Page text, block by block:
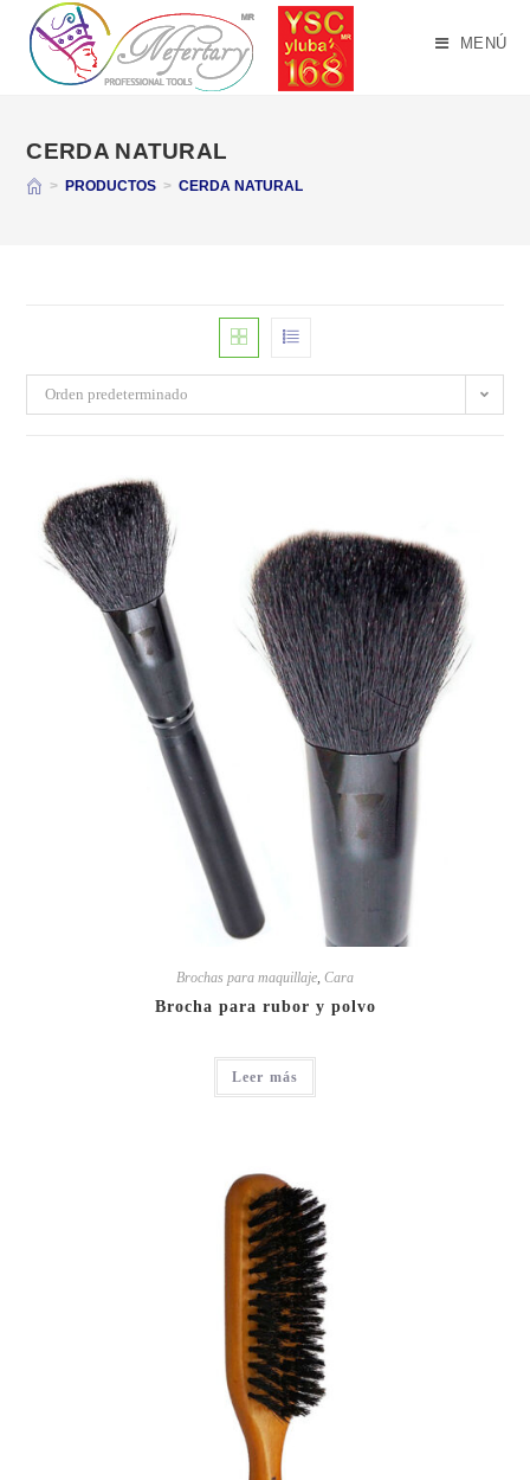
contenido
MENÚ
CERDA NATURAL
> PRODUCTOS > CERDA NATURAL
Orden predeterminado
Brochas para maquillaje Cara
Brocha para rubor y polvo
Leer más